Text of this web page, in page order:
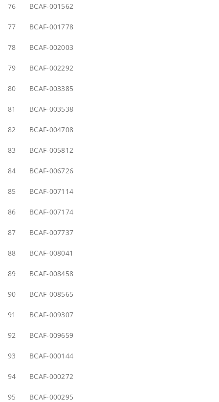
76 BCAF-001562
77 BCAF-001778
78 BCAF-002003
79 BCAF-002292
80 BCAF-003385
81 BCAF-003538
82 BCAF-004708
83 BCAF-005812
84 BCAF-006726
85 BCAF-007114
86 BCAF-007174
87 BCAF-007737
88 BCAF-008041
89 BCAF-008458
90 BCAF-008565
91 BCAF-009307
92 BCAF-009659
93 BCAF-000144
94 BCAF-000272
95 BCAF-000295